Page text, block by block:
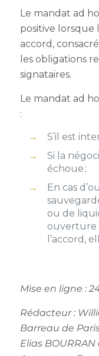
Le mandat ad
positive lorsque
accord,
les obligations
signataires.
Le mandat ad
:
S’il est
Si la
échoue ;
En cas
ou de
ouverture
l’accord,
Mise en ligne :
Rédacteur :
Barreau de
Elias